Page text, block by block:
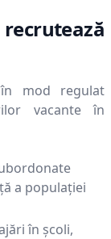
mod regulat
vacante în
a populației
în școli,